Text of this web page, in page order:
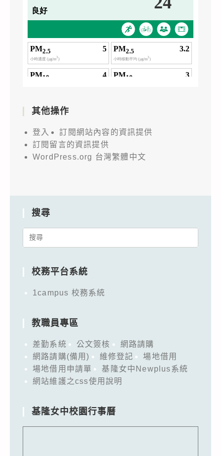
其他操作
登入
訂閱網站內容的資訊提供
訂閱留言的資訊提供
WordPress.org 台灣繁體中文
搜尋
Search
校務平台系統
1campus 校務系統
教職員專區
差勤系統 公文簽核
網路請購
網路請購(備用)
維修登記
場地借用
場地借用申請單
基隆女中Newplus系統
網站維護之css使用說明
基隆女中校園行事曆